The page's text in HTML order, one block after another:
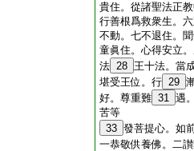
貴住。從諸聖法正
行善根爲救衆生。
不動。七不退住。
童眞住。心得安立
法 28 王十法。當
堪受王位。行 29
好。尊重難 31 遇
苦等
33 發菩提心。如
一恭敬供養佛。二